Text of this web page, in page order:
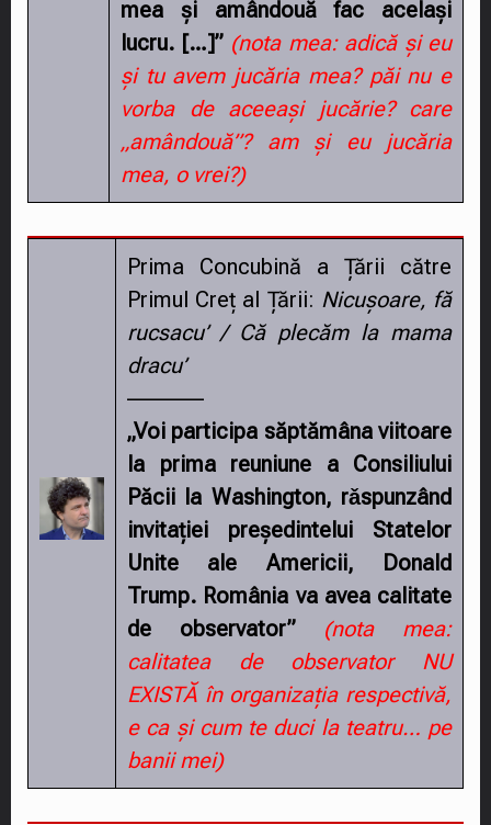
mea și amândouă fac același
lucru. […]” (nota mea: adică și eu
și tu avem jucăria mea? păi nu e
vorba de aceeași jucărie? care
„amândouă”? am și eu jucăria
mea, o vrei?)
Prima Concubină a Țării către
Primul Creț al Țării: Nicușoare, fă
rucsacu’ / Că plecăm la mama
dracu’
–––––––
„Voi participa săptămâna viitoare
la prima reuniune a Consiliului
Păcii la Washington, rǎspunzând
invitației președintelui Statelor
Unite ale Americii, Donald
Trump. România va avea calitate
de observator” (nota mea:
calitatea de observator NU
EXISTĂ în organizația respectivă,
e ca și cum te duci la teatru… pe
banii mei)